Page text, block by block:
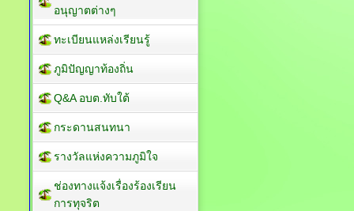
อนุญาตต่างๆ
ทะเบียนแหล่งเรียนรู้
ภูมิปัญญาท้องถิ่น
Q&A อบต.ทับใต้
กระดานสนทนา
รางวัลแห่งความภูมิใจ
ช่องทางแจ้งเรื่องร้องเรียน
การทุจริต